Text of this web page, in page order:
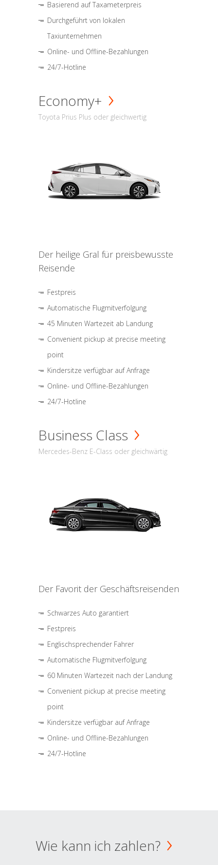
Basierend auf Taxameterpreis
Durchgeführt von lokalen
Taxiunternehmen
Online- und Offline-Bezahlungen
24/7-Hotline
Economy+
Toyota Prius Plus oder gleichwertig
Der heilige Gral für preisbewusste
Reisende
Festpreis
Automatische Flugmitverfolgung
45 Minuten Wartezeit ab Landung
Convenient pickup at precise meeting
point
Kindersitze verfügbar auf Anfrage
Online- und Offline-Bezahlungen
24/7-Hotline
Business Class
Mercedes-Benz E-Class oder gleichwärtig
Der Favorit der Geschäftsreisenden
Schwarzes Auto garantiert
Festpreis
Englischsprechender Fahrer
Automatische Flugmitverfolgung
60 Minuten Wartezeit nach der Landung
Convenient pickup at precise meeting
point
Kindersitze verfügbar auf Anfrage
Online- und Offline-Bezahlungen
24/7-Hotline
Wie kann ich zahlen?